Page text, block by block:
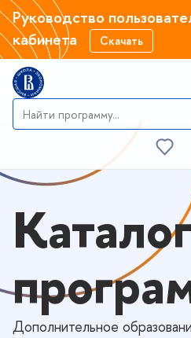
Руководство
кабинета
Скачать
Дополнительное